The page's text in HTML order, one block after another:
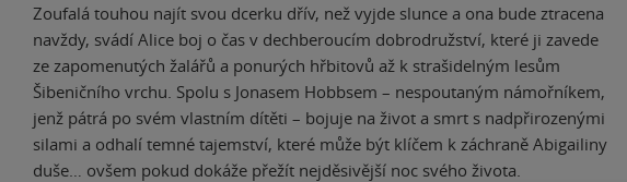
Zoufalá touhou najít svou dcerku dřív, než vyjde slunce a ona bude ztracena
navždy, svádí Alice boj o čas v dechberoucím dobrodružství, které ji zavede
ze zapomenutých žalářů a ponurých hřbitovů až k strašidelným lesům
Šibeničního vrchu. Spolu s Jonasem Hobbsem – nespoutaným námořníkem,
jenž pátrá po svém vlastním dítěti – bojuje na život a smrt s nadpřirozenými
silami a odhalí temné tajemství, které může být klíčem k záchraně Abigailiny
duše… ovšem pokud dokáže přežít nejděsivější noc svého života.